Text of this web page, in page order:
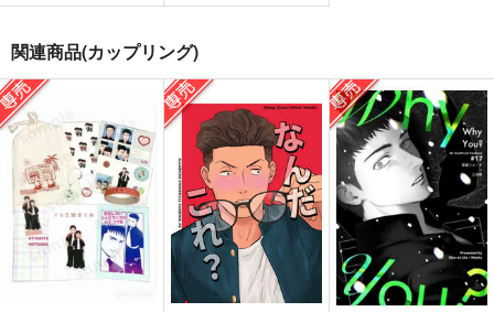
OKT!
629円
宮城リョータ×三井寿
サンプル
作品詳細
K120
315円
宮城リョータ×三井寿
サンプル
作品詳細
990円（税込）
宮城リョータ×三井寿
サンプル
作品詳細
関連商品(カップリング)